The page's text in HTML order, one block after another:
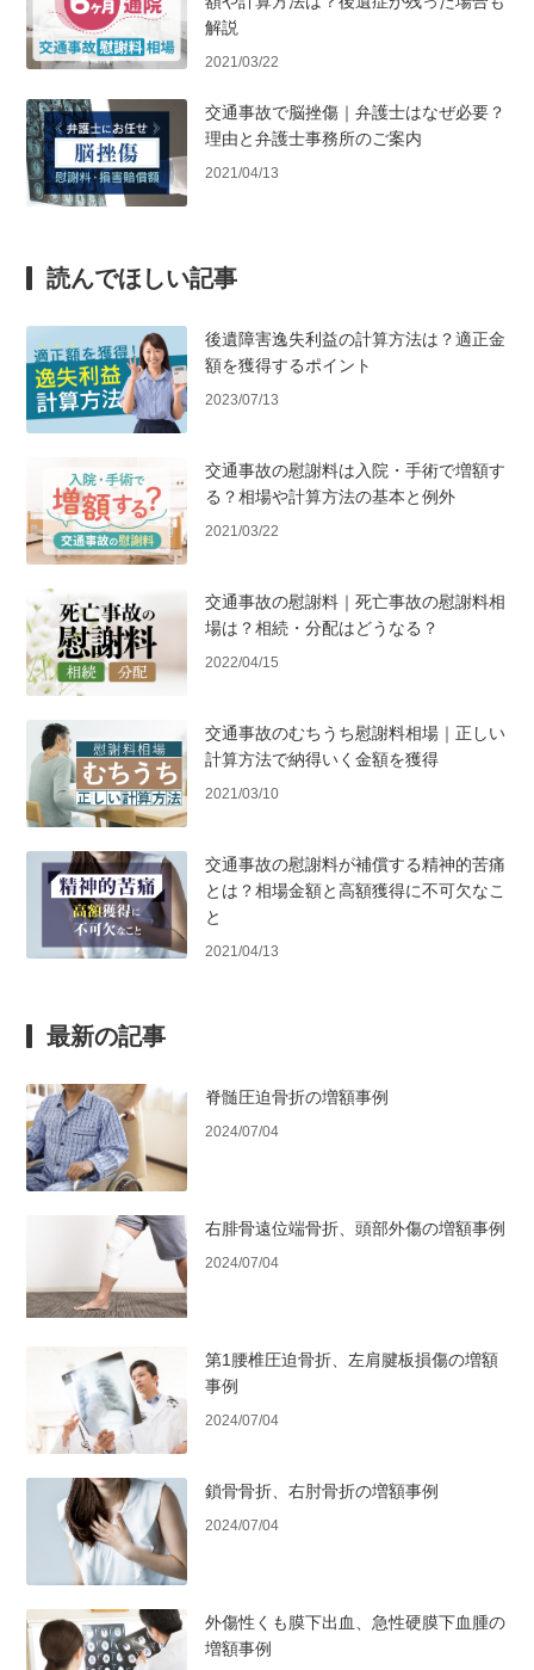
解説
2021/03/22
交通事故で脳挫傷｜弁護士はなぜ必要？
理由と弁護士事務所のご案内
2021/04/13
読んでほしい記事
後遺障害逸失利益の計算方法は？適正金
額を獲得するポイント
2023/07/13
交通事故の慰謝料は入院・手術で増額す
る？相場や計算方法の基本と例外
2021/03/22
交通事故の慰謝料｜死亡事故の慰謝料相
場は？相続・分配はどうなる？
2022/04/15
交通事故のむちうち慰謝料相場｜正しい
計算方法で納得いく金額を獲得
2021/03/10
交通事故の慰謝料が補償する精神的苦痛
とは？相場金額と高額獲得に不可欠なこ
と
2021/04/13
最新の記事
脊髄圧迫骨折の増額事例
2024/07/04
右腓骨遠位端骨折、頭部外傷の増額事例
2024/07/04
第1腰椎圧迫骨折、左肩腱板損傷の増額
事例
2024/07/04
鎖骨骨折、右肘骨折の増額事例
2024/07/04
外傷性くも膜下出血、急性硬膜下血腫の
増額事例